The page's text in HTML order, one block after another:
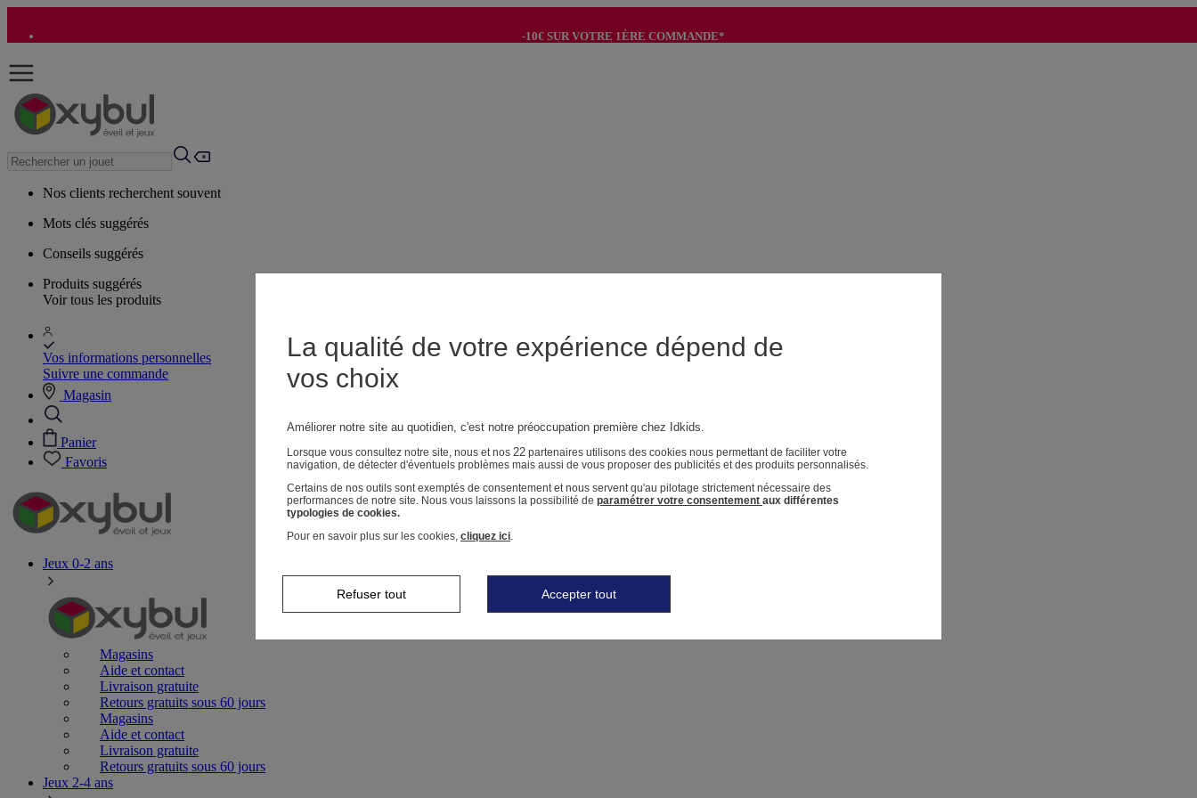
-10€ SUR VOTRE 1ÈRE COMMANDE*
Nos clients recherchent souvent
Mots clés suggérés
Conseils suggérés
Produits suggérés
Voir tous les produits
Vos informations personnelles
Suivre une commande
Magasin
Panier
Favoris
Jeux 0-2 ans
Magasins
Aide et contact
Livraison gratuite
Retours gratuits sous 60 jours
Magasins
Aide et contact
Livraison gratuite
Retours gratuits sous 60 jours
Jeux 2-4 ans
La qualité de votre expérience dépend de
vos choix
Améliorer notre site au quotidien, c'est notre préoccupation première chez Idkids.
Lorsque vous consultez notre site, nous et nos 22 partenaires utilisons des cookies nous permettant de faciliter votre
navigation, de détecter d'éventuels problèmes mais aussi de vous proposer des publicités et des produits personnalisés.
Certains de nos outils sont exemptés de consentement et nous servent qu'au pilotage strictement nécessaire des
performances de notre site. Nous vous laissons la possibilité de paramétrer votre consentement aux différentes
typologies de cookies.
Pour en savoir plus sur les cookies, cliquez ici.
Refuser tout Accepter tout